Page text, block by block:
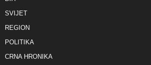
SVIJET
REGION
POLITIKA
CRNA HRONIKA